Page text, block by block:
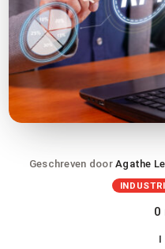
Geschreven doorAgathe
0